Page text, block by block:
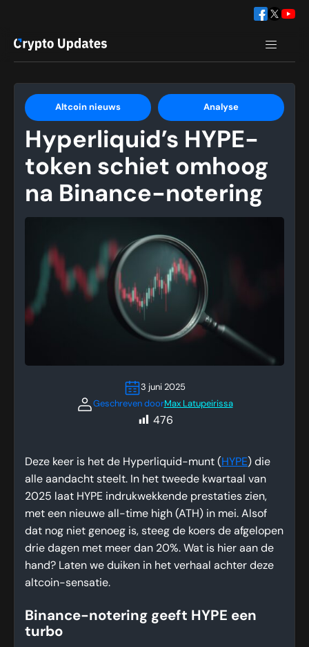
Altcoin nieuws Analyse
Hyperliquid’s HYPE-
token schiet omhoog
na Binance-notering
3 juni 2025
Geschreven doorMax Latupeirissa
476
Deze keer is het de Hyperliquid-munt ( HYPE) die
alle aandacht steelt. In het tweede kwartaal van
2025 laat HYPE indrukwekkende prestaties zien,
met een nieuwe all-time high (ATH) in mei. Alsof
dat nog niet genoeg is, steeg de koers de afgelopen
drie dagen met meer dan 20%. Wat is hier aan de
hand? Laten we duiken in het verhaal achter deze
altcoin-sensatie.
Binance-notering geeft HYPE een
turbo